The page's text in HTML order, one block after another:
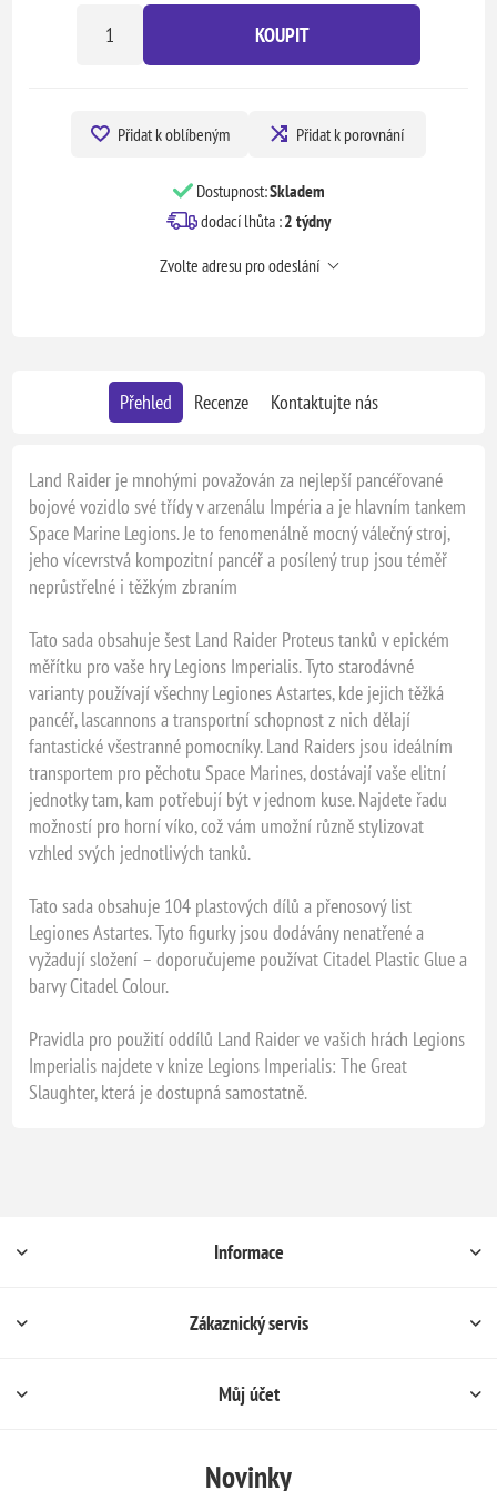
KOUPIT
Přidat k oblíbeným Přidat k porovnání
Dostupnost:Skladem
dodací lhůta :2 týdny
Zvolte adresu pro odeslání
Přehled Recenze Kontaktujte nás
Land Raider je mnohými považován za nejlepší pancéřované
bojové vozidlo své třídy v arzenálu Impéria a je hlavním tankem
Space Marine Legions. Je to fenomenálně mocný válečný stroj,
jeho vícevrstvá kompozitní pancéř a posílený trup jsou téměř
neprůstřelné i těžkým zbraním
Tato sada obsahuje šest Land Raider Proteus tanků v epickém
měřítku pro vaše hry Legions Imperialis. Tyto starodávné
varianty používají všechny Legiones Astartes, kde jejich těžká
pancéř, lascannons a transportní schopnost z nich dělají
fantastické všestranné pomocníky. Land Raiders jsou ideálním
transportem pro pěchotu Space Marines, dostávají vaše elitní
jednotky tam, kam potřebují být v jednom kuse. Najdete řadu
možností pro horní víko, což vám umožní různě stylizovat
vzhled svých jednotlivých tanků.
Tato sada obsahuje 104 plastových dílů a přenosový list
Legiones Astartes. Tyto figurky jsou dodávány nenatřené a
vyžadují složení – doporučujeme používat Citadel Plastic Glue a
barvy Citadel Colour.
Pravidla pro použití oddílů Land Raider ve vašich hrách Legions
Imperialis najdete v knize Legions Imperialis: The Great
Slaughter, která je dostupná samostatně.
Informace
Zákaznický servis
Můj účet
Novinky